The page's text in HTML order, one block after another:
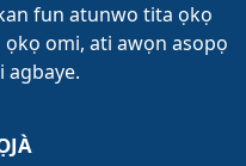
fun atunwo tita ọkọ
omi, ati awọn asopọ
agbaye.